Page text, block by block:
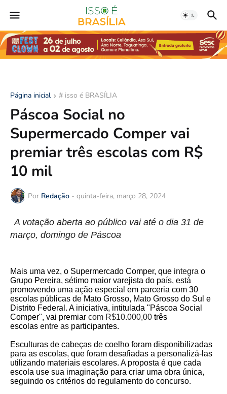
Página inicial # isso é BRASÍLIA
Páscoa Social no
Supermercado Comper vai
premiar três escolas com R$
10 mil
Por Redação - quinta-feira, março 28, 2024
A votação aberta ao público vai até o dia 31 de
março, domingo de Páscoa
Mais uma vez, o Supermercado Comper, que integra o
Grupo Pereira, sétimo maior varejista do país, está
promovendo uma ação especial em parceria com 30
escolas públicas de Mato Grosso, Mato Grosso do Sul e
Distrito Federal. A iniciativa, intitulada "Páscoa Social
Comper", vai premiar com R$10.000,00 três
escolas entre as participantes.
Esculturas de cabeças de coelho foram disponibilizadas
para as escolas, que foram desafiadas a personalizá-las
utilizando materiais escolares. A proposta é que cada
escola use sua imaginação para criar uma obra única,
seguindo os critérios do regulamento do concurso.